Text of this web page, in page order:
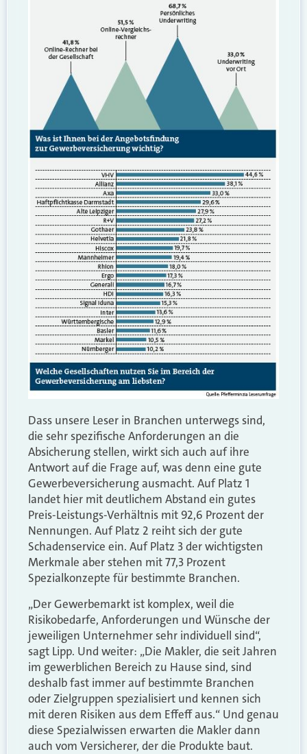
Dass unsere Leser in Branchen unterwegs sind,
die sehr spezifische Anforderungen an die
Absicherung stellen, wirkt sich auch auf ihre
Antwort auf die Frage auf, was denn eine gute
Gewerbeversicherung ausmacht. Auf Platz 1
landet hier mit deutlichem Abstand ein gutes
Preis-Leistungs-Verhältnis mit 92,6 Prozent der
Nennungen. Auf Platz 2 reiht sich der gute
Schadenservice ein. Auf Platz 3 der wichtigsten
Merkmale aber stehen mit 77,3 Prozent
Spezialkonzepte für bestimmte Branchen.
„Der Gewerbemarkt ist komplex, weil die
Risikobedarfe, Anforderungen und Wünsche der
jeweiligen Unternehmer sehr individuell sind“,
sagt Lipp. Und weiter: „Die Makler, die seit Jahren
im gewerblichen Bereich zu Hause sind, sind
deshalb fast immer auf bestimmte Branchen
oder Zielgruppen spezialisiert und kennen sich
mit deren Risiken aus dem Effeff aus.“ Und genau
diese Spezialwissen erwarten die Makler dann
auch vom Versicherer, der die Produkte baut.